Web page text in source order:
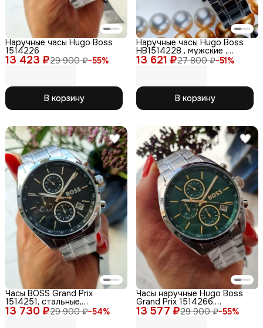
13 423 ₽29 900 ₽−55%
Наручные часы Hugo Boss
1514226
В корзину
13 621 ₽27 800 ₽−51%
Наручные часы Hugo Boss
HB1514228 , мужские ,
кварцевые , с
В корзину
13 730 ₽29 900 ₽−54%
Часы BOSS Grand Prix
1514251, стальные,
хронограф, с браслетом 13 577 ₽29 900 ₽−55%
Часы наручные Hugo Boss
Grand Prix 1514266,
кварцевые, нержавеющая
сталь